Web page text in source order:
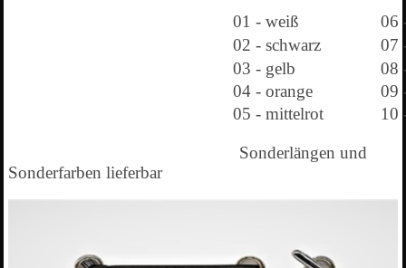
01 - weiß
06
02 - schwarz
07
03 - gelb
08
04 - orange
09
05 - mittelrot
10
Sonderlängen und
Sonderfarben lieferbar